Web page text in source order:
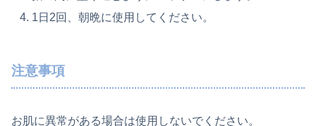
1日2回、朝晩に使用してください。
注意事項
お肌に異常がある場合は使用しないでください。